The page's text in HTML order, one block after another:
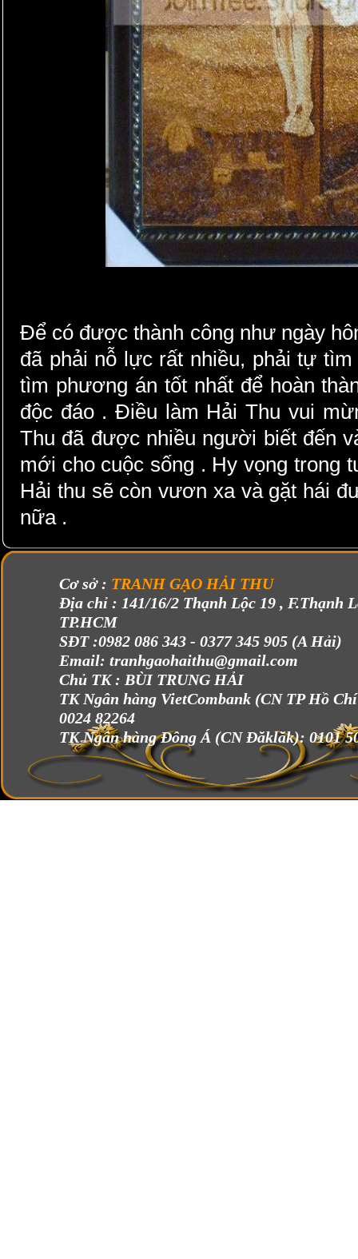
Để có được thành công như ngày
đã phải nỗ lực rất nhiều, phải tự
tìm phương án tốt nhất để hoàn
độc đáo . Điều làm Hải Thu vui
Thu đã được nhiều người biết đến
mới cho cuộc sống . Hy vọng
Hải thu sẽ còn vươn xa và gặt hái
nữa .
Cơ sở : TRANH GẠO HẢI THU
Địa chỉ : 141/16/2 Thạnh Lộc 19 , F.Thạnh
TP.HCM
SĐT :0982 086 343 - 0377 345 905 (A Hải)
Email: tranhgaohaithu@gmail.com
Chủ TK : BÙI TRUNG HẢI
TK Ngân hàng VietCombank (CN TP Hồ
0024 82264
TK Ngân hàng Đông Á (CN Đăklăk): 0101